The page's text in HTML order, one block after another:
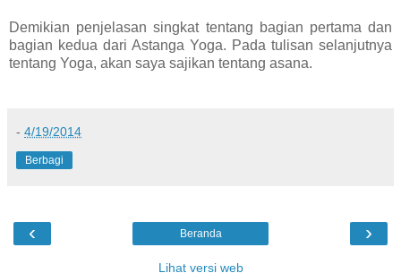
Demikian penjelasan singkat tentang bagian pertama dan
bagian kedua dari Astanga Yoga. Pada tulisan selanjutnya
tentang Yoga, akan saya sajikan tentang asana.
- 4/19/2014
Berbagi
‹ ›
Beranda
Lihat versi web